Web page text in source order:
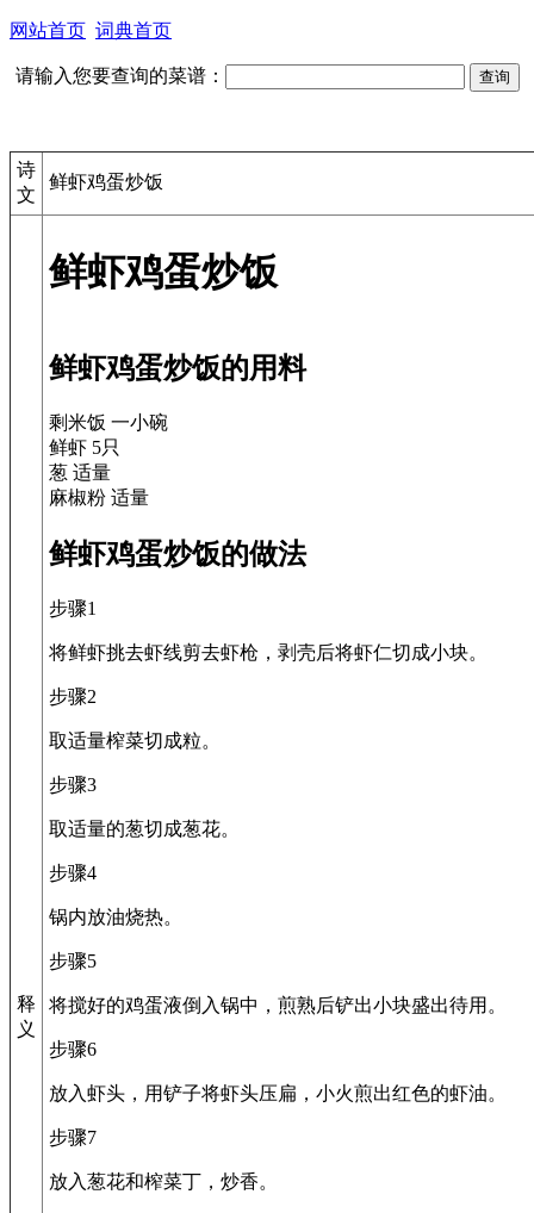
网站首页 词典首页
请输入您要查询的菜谱：
诗
文
鲜虾鸡蛋炒饭
释
义
鲜虾鸡蛋炒饭
鲜虾鸡蛋炒饭的用料
剩米饭 一小碗
鲜虾 5只
葱 适量
麻椒粉 适量
鲜虾鸡蛋炒饭的做法
步骤1
将鲜虾挑去虾线剪去虾枪，剥壳后将虾仁切成小块。
步骤2
取适量榨菜切成粒。
步骤3
取适量的葱切成葱花。
步骤4
锅内放油烧热。
步骤5
将搅好的鸡蛋液倒入锅中，煎熟后铲出小块盛出待用。
步骤6
放入虾头，用铲子将虾头压扁，小火煎出红色的虾油。
步骤7
放入葱花和榨菜丁，炒香。